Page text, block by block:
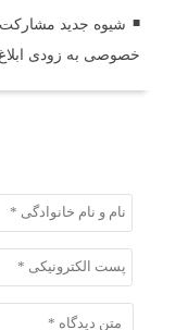
شیوه جدید
خصوصی به زودی